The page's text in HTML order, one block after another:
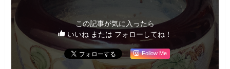
この記事が気に入ったら
いいね または フォローしてね！
Follow Me